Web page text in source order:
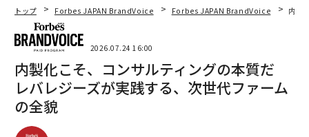
トップ Forbes JAPAN BrandVoice Forbes JAPAN BrandVoice 内製
2026.07.24 16:00
内製化こそ、コンサルティングの本質だ
レバレジーズが実践する、次世代ファーム
の全貌